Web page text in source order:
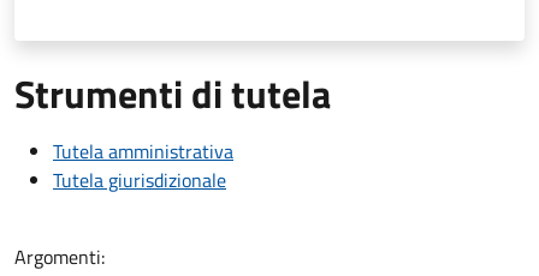
Strumenti di tutela
Tutela amministrativa
Tutela giurisdizionale
Argomenti: